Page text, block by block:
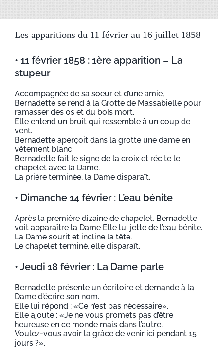
Les apparitions du 11 février au 16 juillet 1858
• 11 février 1858 : 1ère apparition – La
stupeur
Accompagnée de sa soeur et d’une amie,
Bernadette se rend à la Grotte de Massabielle pour
ramasser des os et du bois mort.
Elle entend un bruit qui ressemble à un coup de
vent.
Bernadette aperçoit dans la grotte une dame en
vêtement blanc.
Bernadette fait le signe de la croix et récite le
chapelet avec la Dame.
La prière terminée, la Dame disparaît.
• Dimanche 14 février : L’eau bénite
Après la première dizaine de chapelet, Bernadette
voit apparaître la Dame Elle lui jette de l’eau bénite.
La Dame sourit et incline la tête.
Le chapelet terminé, elle disparaît.
• Jeudi 18 février : La Dame parle
Bernadette présente un écritoire et demande à la
Dame d’écrire son nom.
Elle lui répond : «Ce n’est pas nécessaire».
Elle ajoute : «Je ne vous promets pas d’être
heureuse en ce monde mais dans l’autre.
Voulez-vous avoir la grâce de venir ici pendant 15
jours ?».